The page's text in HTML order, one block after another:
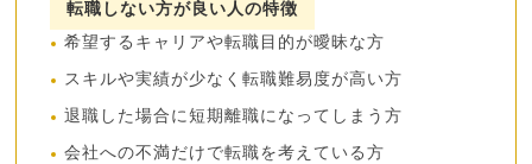
転職しない方が良い人の特徴
希望するキャリアや転職目的が曖昧な方
スキルや実績が少なく転職難易度が高い方
退職した場合に短期離職になってしまう方
会社への不満だけで転職を考えている方